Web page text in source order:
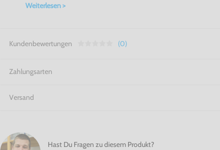
Weiterlesen >
Kundenbewertungen (0)
Zahlungsarten
Versand
Hast Du Fragen zu diesem Produkt?